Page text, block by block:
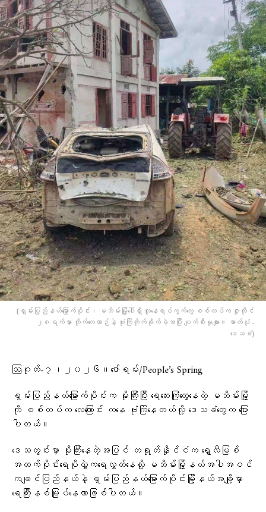
(ရှမ်းပြည်နယ်မြောက်ပိုင်း၊ မဘိမ်းမြို့ပေါ်ရှိ လူနေရပ်ကွက်တွေ စစ်တပ်က ဇူလိုင်
၂၈ရက်မှာ တိုက်လေယာဉ်နဲ့ ဗုံးကြဲတိုက်ခိုက်ခဲ့အပြီး ပျက်စီးမှုများ။ ဓာတ်ပုံ -
ဒေသခံ)
ဩဂုတ်-၇၊၂၀၂၆။ဇော်ရမ်း/People’s Spring
ရှမ်းပြည်နယ်မြောက်ပိုင်းက မိုးကြီးပြီး ရေဘေးကြုံတွေ့နေတဲ့ မဘိမ်းမြို့
ကို စစ်တပ်က လေကြောင်း ကနေ ဗုံးကြဲနေတယ်လို့ ဒေသခံတွေက ပြော
ပါတယ်။
ဒေသတွင်းမှာ မိုးကြီးနေတဲ့အပြင် တရုတ်နိုင်ငံက ရွှေလီမြစ်
အထက်ပိုင်းရေပိုလွှဲက​ရေလွှတ်နေလို့ မဘိမ်းမြို့နယ်အပါအဝင်
ကချင်ပြည်နယ်နဲ့ ရှမ်းပြည်နယ်မြောက်ပိုင်းမြို့နယ်အချို့မှာ
ရေကြီးနစ်မြုပ်နေတာဖြစ်ပါတယ်။